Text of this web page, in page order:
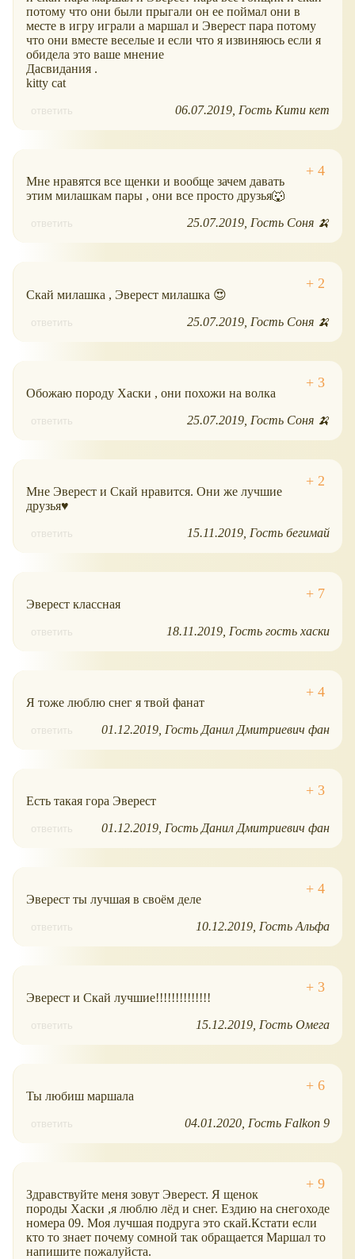
потому что они были прыгали он ее поймал они в
месте в игру играли а маршал и Эверест пара потому
что они вместе веселые и если что я извиняюсь если я
обидела это ваше мнение
Дасвидания .
kitty cat
ответить 06.07.2019 Гость Кити кет
Мне нравятся все щенки и вообще зачем давать
этим милашкам пары , они все просто друзья🐺
ответить 25.07.2019 Гость Соня 🍌
Скай милашка , Эверест милашка 😍
ответить 25.07.2019 Гость Соня 🍌
Обожаю породу Хаски , они похожи на волка
ответить 25.07.2019 Гость Соня 🍌
Мне Эверест и Скай нравится. Они же лучшие
друзья♥️
ответить 15.11.2019 Гость бегимай
Эверест классная
ответить 18.11.2019 Гость гость хаски
Я тоже люблю снег я твой фанат
ответить 01.12.2019 Гость Данил Дмитриевич фан
Есть такая гора Эверест
ответить 01.12.2019 Гость Данил Дмитриевич фан
Эверест ты лучшая в своём деле
ответить 10.12.2019 Гость Альфа
Эверест и Скай лучшие!!!!!!!!!!!!!!
ответить 15.12.2019 Гость Омега
Ты любиш маршала
ответить 04.01.2020 Гость Falkon 9
Здравствуйте меня зовут Эверест. Я щенок
породы Хаски ,я люблю лёд и снег. Ездию на снегоходе
номера 09. Моя лучшая подруга это скай.Кстати если
кто то знает почему сомной так обращается Маршал то
напишите пожалуйста.